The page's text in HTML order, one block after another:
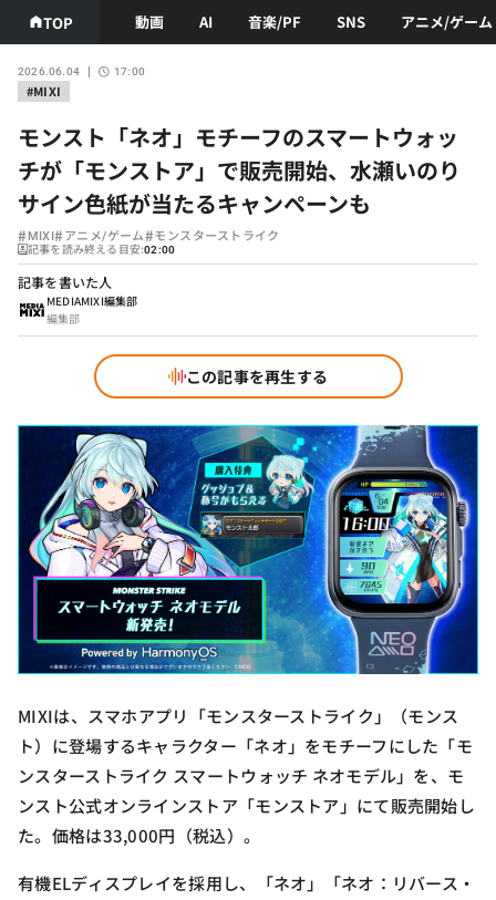
TOP 動画 AI 音楽/PF SNS アニメ/ゲーム
#MIXI
2026.06.04 17:00
モンスト「ネオ」モチーフのスマートウォッ
チが「モンストア」で販売開始、水瀬いのり
サイン色紙が当たるキャンペーンも
#MIXI#アニメ/ゲーム#モンスターストライク
記事を読み終える目安:02:00
記事を書いた人
MEDIAMIXI編集部
編集部
この記事を再生する
MIXIは、スマホアプリ「モンスターストライク」（モンス
ト）に登場するキャラクター「ネオ」をモチーフにした「モ
ンスターストライク スマートウォッチ ネオモデル」を、モ
ンスト公式オンラインストア「モンストア」にて販売開始し
た。価格は33,000円（税込）。
有機ELディスプレイを採用し、「ネオ」「ネオ：リバース・